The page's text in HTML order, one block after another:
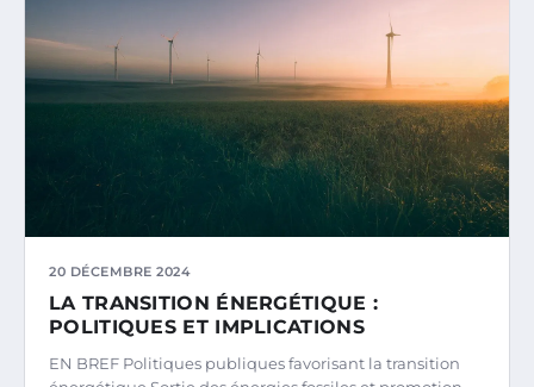
20 DÉCEMBRE 2024
LA TRANSITION ÉNERGÉTIQUE :
POLITIQUES ET IMPLICATIONS
EN BREF Politiques publiques favorisant la transition